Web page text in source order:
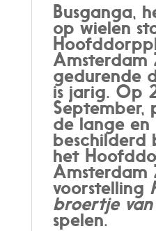
Busganga,
op wielen
Amsterdam
gedurende
is jarig. Op
September,
de lange en
beschilderd
het
Amsterdam
voorstelling
broertje
spelen.